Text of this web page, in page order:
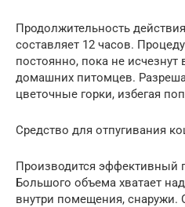
Продолжительность
составляет 12 часов.
постоянно, пока не
домашних питомцев.
цветочные горки, избегая
Средство для отпугивания
Производится эффективный
Большого объема хватает
внутри помещения, снаружи.